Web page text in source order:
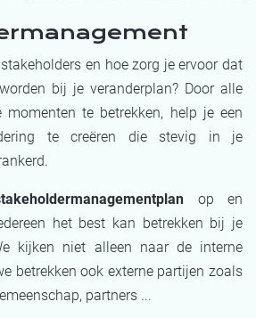
en hoe zorg je ervoor dat
bij je veranderplan? Door alle
te betrekken, help je een
te creëren die stevig in je
op en
het best kan betrekken bij je
kijken niet alleen naar de interne
betrekken ook externe partijen zoals
partners ...